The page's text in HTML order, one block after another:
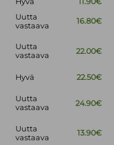
Uutta
vastaava
16.80€
Uutta
vastaava
22.00€
Hyvä
22.50€
Uutta
vastaava
24.90€
Uutta
vastaava
13.90€